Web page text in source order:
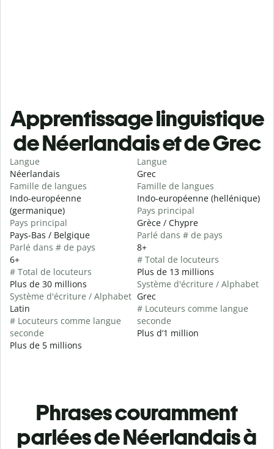
Apprentissage linguistique
de Néerlandais et de Grec
Langue
Néerlandais
Famille de langues
Indo-européenne
(germanique)
Pays principal
Pays-Bas / Belgique
Parlé dans # de pays
6+
# Total de locuteurs
Plus de 30 millions
Système d'écriture / Alphabet
Latin
# Locuteurs comme langue
seconde
Plus de 5 millions
Langue
Grec
Famille de langues
Indo-européenne (hellénique)
Pays principal
Grèce / Chypre
Parlé dans # de pays
8+
# Total de locuteurs
Plus de 13 millions
Système d'écriture / Alphabet
Grec
# Locuteurs comme langue
seconde
Plus d’1 million
Phrases couramment
parlées de Néerlandais à